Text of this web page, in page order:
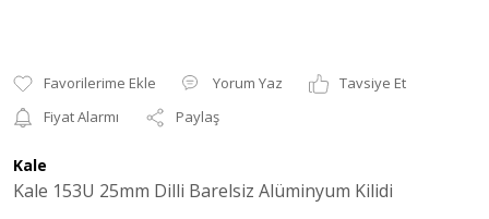
Yorum Yaz
Tavsiye Et
Fiyat Alarmı
Paylaş
Kale
Kale 153U 25mm Dilli Barelsiz Alüminyum Kilidi